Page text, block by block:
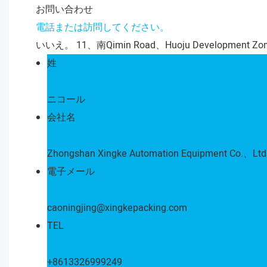
お問い合わせ
電話または訪問してください。
いいえ。 11、南Qimin Road、Huoju Development
姓
ニコール
会社名
Zhongshan Xingke Automation Equipment Co.、Ltd
電子メール
caoningjing@xingkepacking.com
TEL
+8613326999249